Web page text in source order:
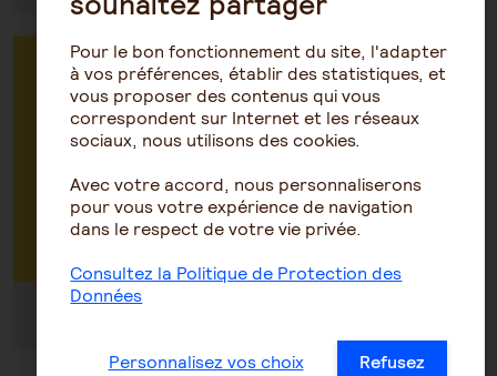
Vous êtes une entreprise : prenez RDV
avec un conseiller pour faire un devis ou
avoir des renseignements sur vos
Par téléphone au 0972 67 22 22
Pour le bon fonctionnement du site, l'adapter
à vos préférences, établir des statistiques, et
vous proposer des contenus qui vous
correspondent sur Internet et les réseaux
sociaux, nous utilisons des cookies.
Avec votre accord, nous personnaliserons
pour vous votre expérience de navigation
dans le respect de votre vie privée.
Consultez la Politique de Protection des
Données
Personnalisez vos choix Refusez